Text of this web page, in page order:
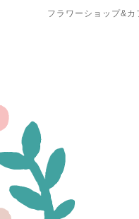
フラワーショップ&